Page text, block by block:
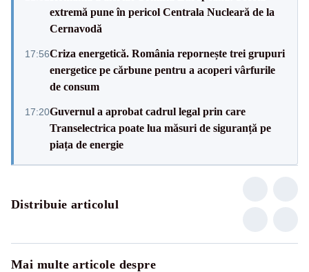
extremă pune în pericol Centrala Nucleară de la
Cernavodă
17:56Criza energetică. România repornește trei grupuri
energetice pe cărbune pentru a acoperi vârfurile
de consum
17:20Guvernul a aprobat cadrul legal prin care
Transelectrica poate lua măsuri de siguranță pe
piața de energie
Distribuie articolul
Mai multe articole despre